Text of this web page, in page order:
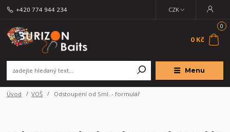
Menu
CZK
+420 774 944 234
0
0 Kč
Úvod VOŠ Odstoupení od Sml. - formulář